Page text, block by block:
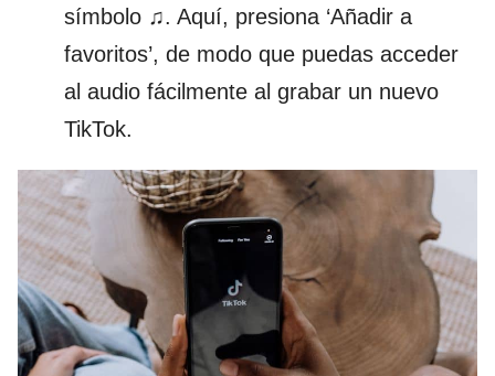
símbolo ♫. Aquí, presiona ‘Añadir a
favoritos’, de modo que puedas acceder
al audio fácilmente al grabar un nuevo
TikTok.